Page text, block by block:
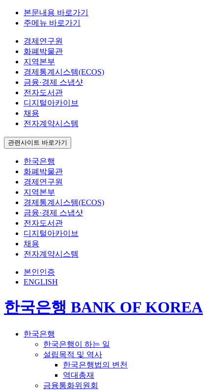
본문내용 바로가기
주메뉴 바로가기
경제연구원
화폐박물관
지역본부
경제통계시스템(ECOS)
금융·경제 스냅샷
전자도서관
디지털아카이브
채용
전자계약시스템
관련사이트 바로가기
한국은행
화폐박물관
경제연구원
지역본부
경제통계시스템(ECOS)
금융·경제 스냅샷
전자도서관
디지털아카이브
채용
전자계약시스템
본인인증
ENGLISH
한국은행 BANK OF KOREA
한국은행
한국은행이 하는 일
설립목적 및 역사
한국은행법의 변천
역대총재
금융통화위원회